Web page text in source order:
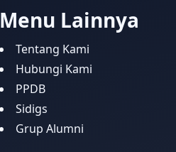
Menu Lainnya
Tentang Kami
Hubungi Kami
PPDB
Sidigs
Grup Alumni